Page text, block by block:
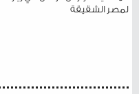
لمصر الشقيقة